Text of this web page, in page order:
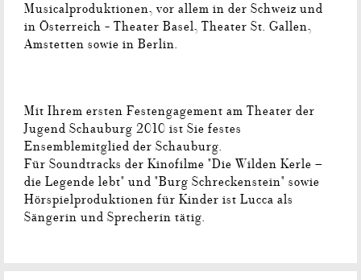
Musicalproduktionen, vor allem in der Schweiz und
in Österreich - Theater Basel, Theater St. Gallen,
Amstetten sowie in Berlin.
Mit Ihrem ersten Festengagement am Theater der
Jugend Schauburg 2010 ist Sie festes
Ensemblemitglied der Schauburg.
Für Soundtracks der Kinofilme "Die Wilden Kerle –
die Legende lebt" und "Burg Schreckenstein" sowie
Hörspielproduktionen für Kinder ist Lucca als
Sängerin und Sprecherin tätig.